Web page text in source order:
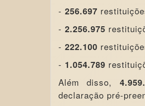
- 256.697
- 2.256.975
- 222.100
- 1.054.789
Além disso,
declaração pré-